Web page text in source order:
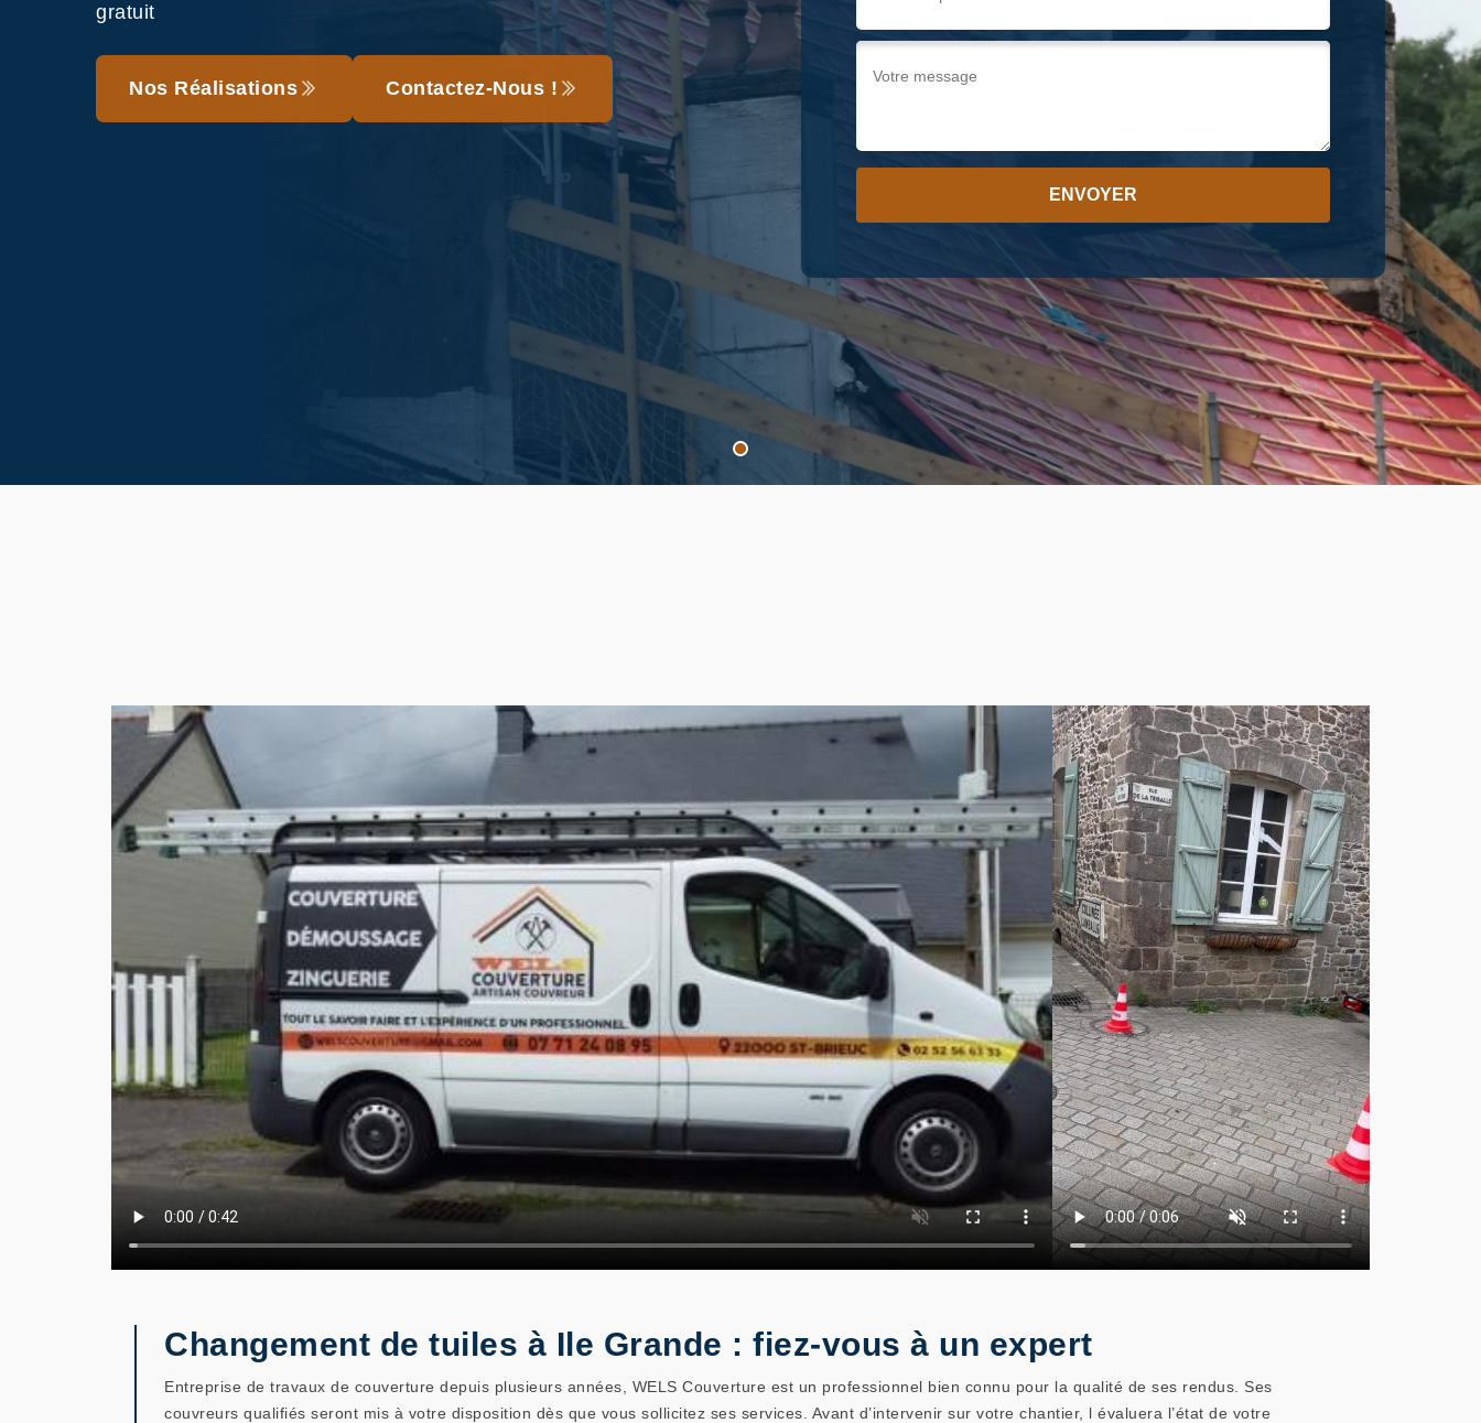
gratuit
Nos Réalisations Contactez-Nous !
Changement de tuiles à Ile Grande : fiez-vous à un expert
Entreprise de travaux de couverture depuis plusieurs années, WELS Couverture est un professionnel bien connu pour la qualité de ses rendus. Ses
couvreurs qualifiés seront mis à votre disposition dès que vous sollicitez ses services. Avant d’intervenir sur votre chantier, l évaluera l’état de votre